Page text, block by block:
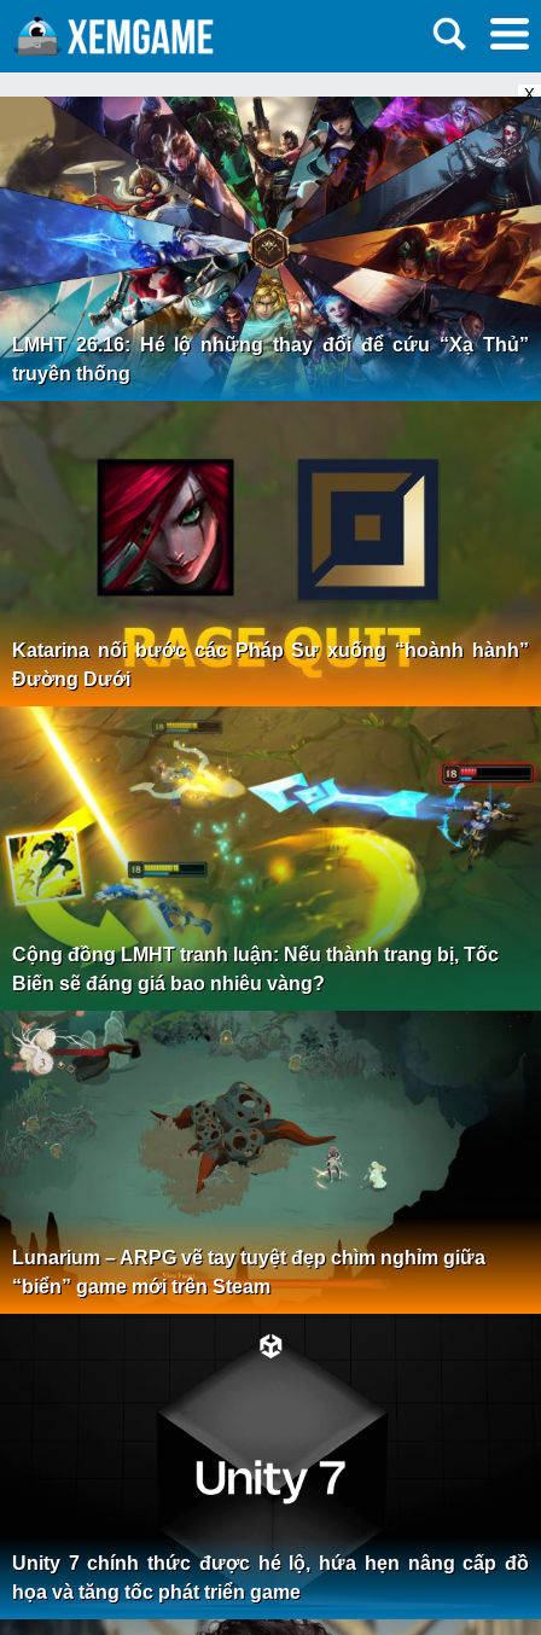
X
LMHT 26.16: Hé lộ những thay đổi để cứu “Xạ Thủ”
truyền thống
Katarina nối bước các Pháp Sư xuống “hoành hành”
Đường Dưới
Cộng đồng LMHT tranh luận: Nếu thành trang bị, Tốc
Biến sẽ đáng giá bao nhiêu vàng?
Lunarium – ARPG vẽ tay tuyệt đẹp chìm nghỉm giữa
“biển” game mới trên Steam
Unity 7 chính thức được hé lộ, hứa hẹn nâng cấp đồ
họa và tăng tốc phát triển game